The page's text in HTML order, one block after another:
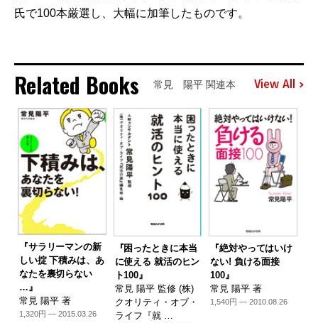
氏で100本厳選し、大幅に加筆したものです。
Related Books 常見 陽平 関連本 View All
『サラリーマンの新
しい掟 下積みは、あ
なたを裏切らない
…』
常見 陽平 著
1,320円 — 2015.03.26
『困ったときに本当
に使える 就活のヒン
ト100』
常見 陽平 監修 (株)
クオリティ・オブ・
ライフ『就 …
『絶対やってはいけ
ない! 負ける面接
100』
常見 陽平 著
1,540円 — 2010.08.26